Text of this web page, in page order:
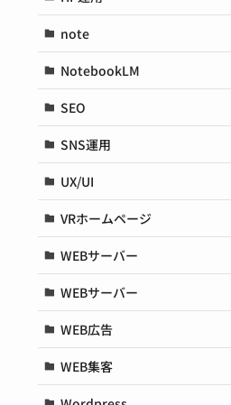
note
NotebookLM
SEO
SNS運用
UX/UI
VRホームページ
WEBサーバー
WEBサーバー
WEB広告
WEB集客